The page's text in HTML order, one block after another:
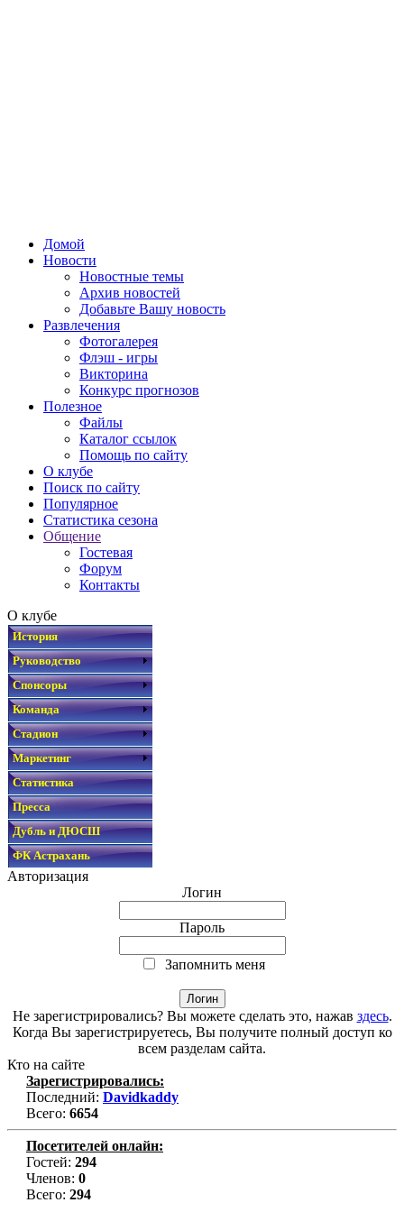
Домой
Новости
Новостные темы
Архив новостей
Добавьте Вашу новость
Развлечения
Фотогалерея
Флэш - игры
Викторина
Конкурс прогнозов
Полезное
Файлы
Каталог ссылок
Помощь по сайту
О клубе
Поиск по сайту
Популярное
Статистика сезона
Общение
Гостевая
Форум
Контакты
О клубе
История
Руководство
Спонсоры
Команда
Стадион
Маркетинг
Статистика
Пресса
Дубль и ДЮСШ
ФК Астрахань
Авторизация
Логин
Пароль
Запомнить меня
Не зарегистрировались? Вы можете сделать это, нажав здесь.
Когда Вы зарегистрируетесь, Вы получите полный доступ ко
всем разделам сайта.
Кто на сайте
Зарегистрировались:
Последний: Davidkaddy
Всего: 6654
Посетителей онлайн:
Гостей: 294
Членов: 0
Всего: 294